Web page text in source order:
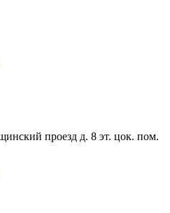
проезд д. 8 эт. цок. пом.